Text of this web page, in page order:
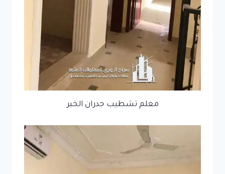
معلم تشطيب جدران الخبر